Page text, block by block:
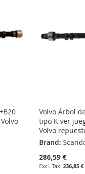
Volvo Árbol
tipo K ver
Volvo
Brand:
286,59 €
236,85 €